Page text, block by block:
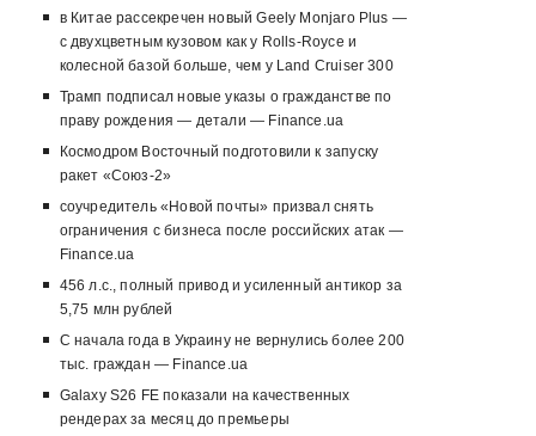
в Китае рассекречен новый Geely Monjaro Plus —
с двухцветным кузовом как у Rolls-Royce и
колесной базой больше, чем у Land Cruiser 300
Трамп подписал новые указы о гражданстве по
праву рождения — детали — Finance.ua
Космодром Восточный подготовили к запуску
ракет «Союз-2»
соучредитель «Новой почты» призвал снять
ограничения с бизнеса после российских атак —
Finance.ua
456 л.с., полный привод и усиленный антикор за
5,75 млн рублей
С начала года в Украину не вернулись более 200
тыс. граждан — Finance.ua
Galaxy S26 FE показали на качественных
рендерах за месяц до премьеры